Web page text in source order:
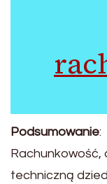
Podsumowanie:
Rachunkowość,
techniczną